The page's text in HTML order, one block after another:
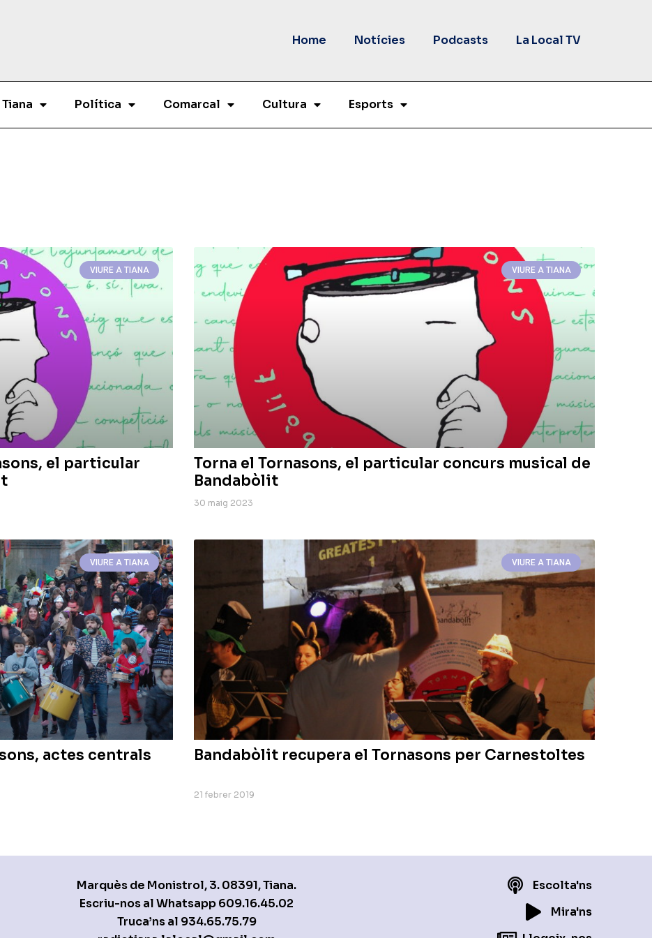
Home Notícies Podcasts La Local TV
Política Comarcal Cultura Esports
VIURE A TIANA
el particular
VIURE A TIANA
Torna el Tornasons, el particular concurs musical de
Bandabòlit
30 maig 2023
VIURE A TIANA
actes centrals
VIURE A TIANA
Bandabòlit recupera el Tornasons per Carnestoltes
21 febrer 2019
Marquès de Monistrol, 3. 08391, Tiana.
Escriu-nos al Whatsapp609.16.45.02
Truca’ns al 934.65.75.79
Escolta'ns
Mira'ns